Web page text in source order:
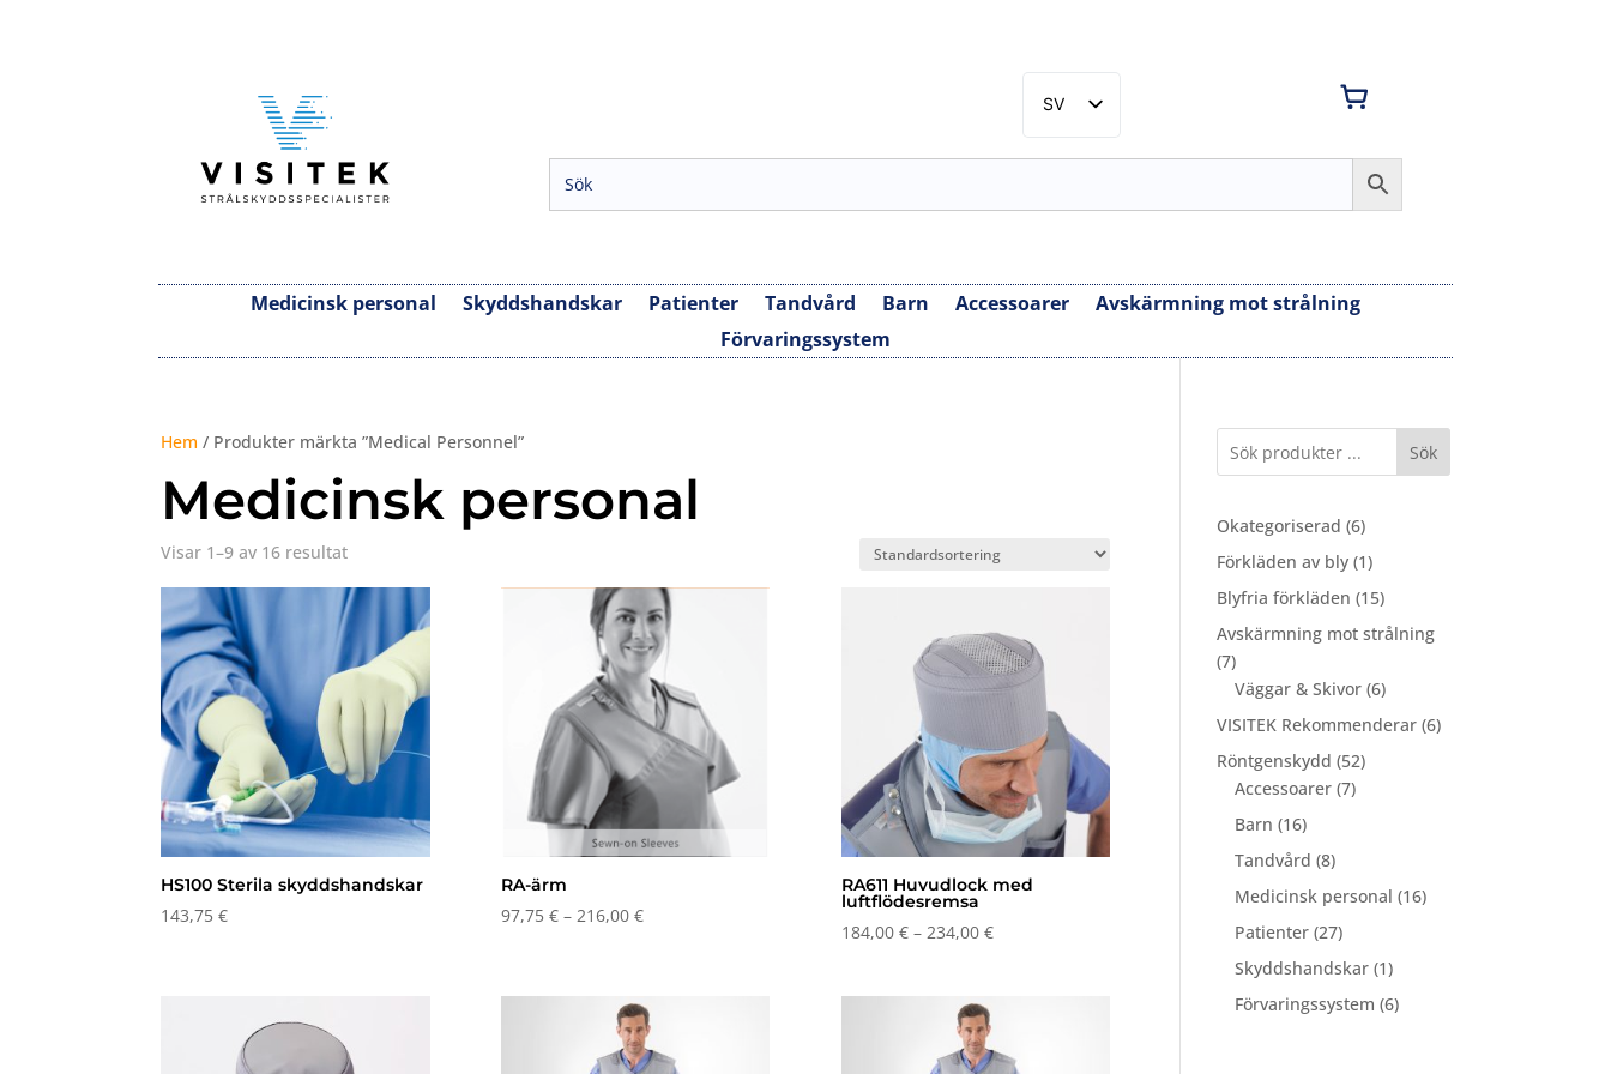
SV
EN
Medicinsk personal Skyddshandskar Patienter Tandvård Barn Accessoarer
Avskärmning mot strålning
Förvaringssystem
Hem / Produkter märkta ”Medical Personnel”
Medicinsk personal
Visar 1–9 av 16 resultat
HS100 Sterila skyddshandskar
143,75€
RA-ärm
97,75 € – 216,00 €Prisintervall:
RA611 Huvudlock med
luftflödesremsa
184,00 € – 234,00 €Prisintervall:
Sök
Okategoriserad 66
produkter
Förkläden av bly 11
produkt
Blyfria förkläden 1515
produkter
Avskärmning mot strålning
77
produkter
Väggar & Skivor 66
produkter
VISITEK Rekommenderar 66
Röntgenskydd 5252
Accessoarer 77
Barn 1616
produkter
Tandvård 88
produkter
Medicinsk personal 1616
Patienter 2727
produkter
Skyddshandskar 11
produkt
Förvaringssystem 66